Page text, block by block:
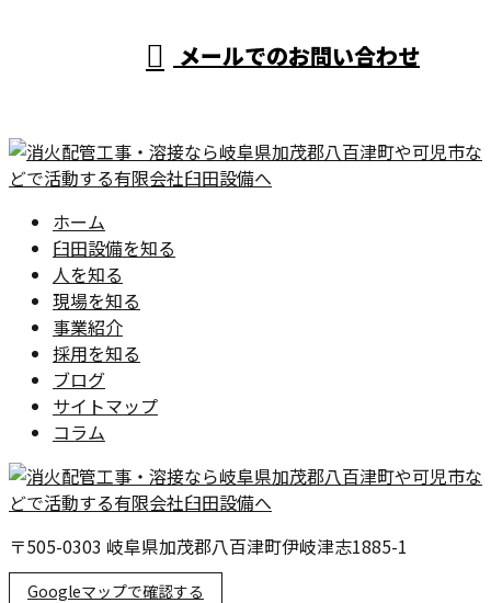
メールでのお問い合わせ
ホーム
臼田設備を知る
人を知る
現場を知る
事業紹介
採用を知る
ブログ
サイトマップ
コラム
〒505-0303 岐阜県加茂郡八百津町伊岐津志1885-1
Googleマップで確認する